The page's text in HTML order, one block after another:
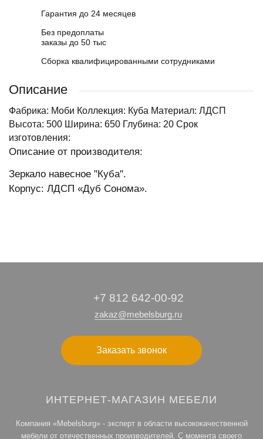
Гарантия до 24 месяцев
Без предоплаты
заказы до 50 тыс
Сборка квалифицированными сотрудниками
Описание
Фабрика: Моби Коллекция: Куба Материал: ЛДСП
Высота: 500 Ширина: 650 Глубина: 20 Срок
изготовления:
Описание от производителя:
Зеркало навесное "Куба".
Корпус: ЛДСП «Дуб Сонома».
+7 812 642-00-92
zakaz@mebelsburg.ru
Заказать звонок
ИНТЕРНЕТ-МАГАЗИН МЕБЕЛИ
Компания «Mebelsburg» - эксперт в области высококачественной
мебели от отечественных производителей. С момента своего